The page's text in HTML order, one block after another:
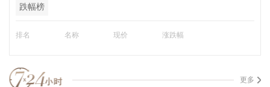
跌幅榜
排名 名称 现价 涨跌幅
更多